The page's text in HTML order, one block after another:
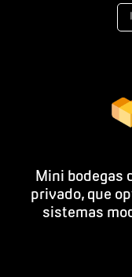
Mini bodegas
privado, que
sistemas